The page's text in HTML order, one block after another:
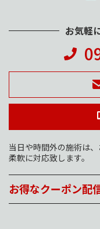
お気軽
当日や時間外の施術は、
柔軟に対応致します。
お得なクーポン配